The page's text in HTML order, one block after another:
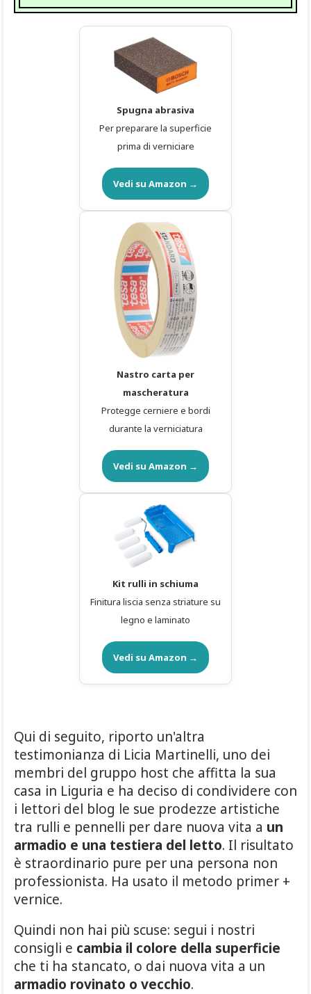
Spugna abrasiva
Per preparare la superficie
prima di verniciare
Vedi su Amazon →
Nastro carta per
mascheratura
Protegge cerniere e bordi
durante la verniciatura
Vedi su Amazon →
Kit rulli in schiuma
Finitura liscia senza striature su
legno e laminato
Vedi su Amazon →
Qui di seguito, riporto un'altra
testimonianza di Licia Martinelli, uno dei
membri del gruppo host che affitta la sua
casa in Liguria e ha deciso di condividere con
i lettori del blog le sue prodezze artistiche
tra rulli e pennelli per dare nuova vita a un
armadio e una testiera del letto. Il risultato
è straordinario pure per una persona non
professionista. Ha usato il metodo primer +
vernice.
Quindi non hai più scuse: segui i nostri
consigli e cambia il colore della superficie
che ti ha stancato, o dai nuova vita a un
armadio rovinato o vecchio.